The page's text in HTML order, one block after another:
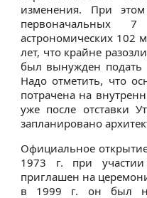
изменения. При этом
первоначальных
астрономических 102
лет, что крайне
был вынужден подать
Надо отметить, что
потрачена на
уже после отставки
запланировано
Официальное
1973 г. при
приглашен на
в 1999 г. он был